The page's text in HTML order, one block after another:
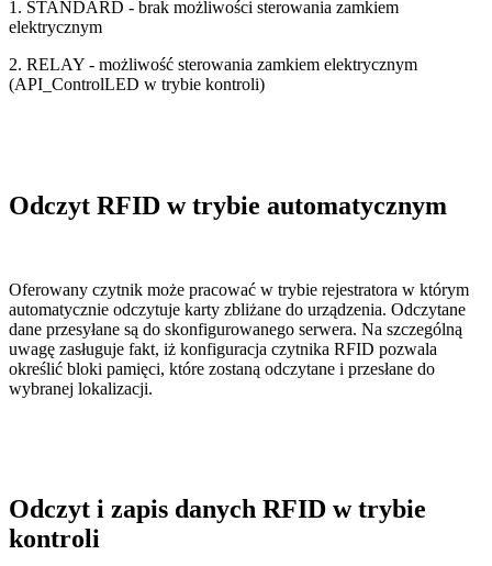
1. STANDARD - brak możliwości sterowania zamkiem
elektrycznym
2. RELAY - możliwość sterowania zamkiem elektrycznym
(API_ControlLED w trybie kontroli)
Odczyt RFID w trybie automatycznym
Oferowany czytnik może pracować w trybie rejestratora w którym
automatycznie odczytuje karty zbliżane do urządzenia. Odczytane
dane przesyłane są do skonfigurowanego serwera. Na szczególną
uwagę zasługuje fakt, iż konfiguracja czytnika RFID pozwala
określić bloki pamięci, które zostaną odczytane i przesłane do
wybranej lokalizacji.
Odczyt i zapis danych RFID w trybie
kontroli